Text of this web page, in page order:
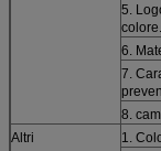
5.
colore.
6.
7.
8.
Altri
1.